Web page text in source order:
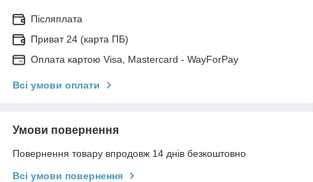
Післяплата
Приват 24 (карта ПБ)
Оплата картою Visa, Mastercard - WayForPay
Всі умови оплати
Умови повернення
Повернення товару впродовж 14 днів безкоштовно
Всі умови повернення